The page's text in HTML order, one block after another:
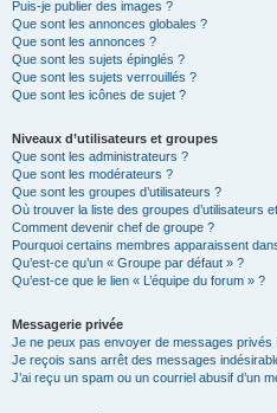
Puis-je publier des images ?
Que sont les annonces globales ?
Que sont les annonces ?
Que sont les sujets épinglés ?
Que sont les sujets verrouillés ?
Que sont les icônes de sujet ?
Niveaux d’utilisateurs et groupes
Que sont les administrateurs ?
Que sont les modérateurs ?
Que sont les groupes d’utilisateurs ?
Où trouver la liste des groupes d’utilisateurs
Comment devenir chef de groupe ?
Pourquoi certains membres apparaissent
Qu’est-ce qu’un « Groupe par défaut » ?
Qu’est-ce que le lien « L’équipe du forum » ?
Messagerie privée
Je ne peux pas envoyer de messages privés !
Je reçois sans arrêt des messages
J’ai reçu un spam ou un courriel abusif d’un